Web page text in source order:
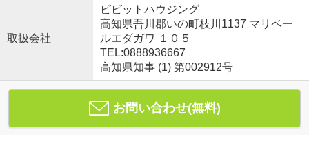
取扱会社
ビビットハウジング
高知県吾川郡いの町枝川1137 マリベー
ルエダガワ １０５
TEL:0888936667
高知県知事 (1) 第002912号
お問い合わせ(無料)